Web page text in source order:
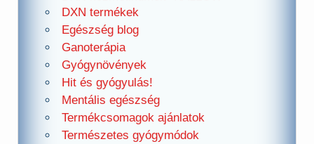
DXN termékek
Egészség blog
Ganoterápia
Gyógynövények
Hit és gyógyulás!
Mentális egészség
Termékcsomagok ajánlatok
Természetes gyógymódok